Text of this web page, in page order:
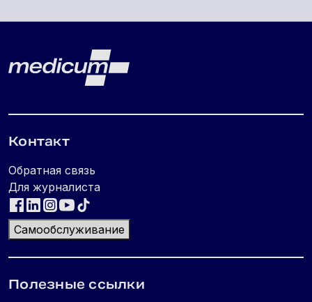
Lehe jalus
Контакт
Обратная связь
Для журналиста
Самообслуживание
Полезные ссылки